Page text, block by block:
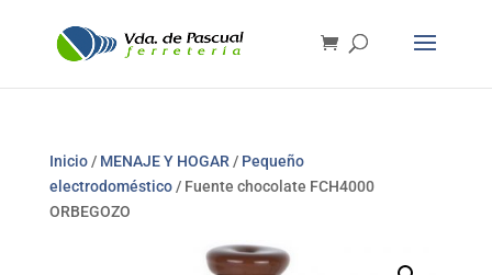
Inicio/ MENAJE Y HOGAR / Pequeño
electrodoméstico/ Fuente chocolate FCH4000
ORBEGOZO